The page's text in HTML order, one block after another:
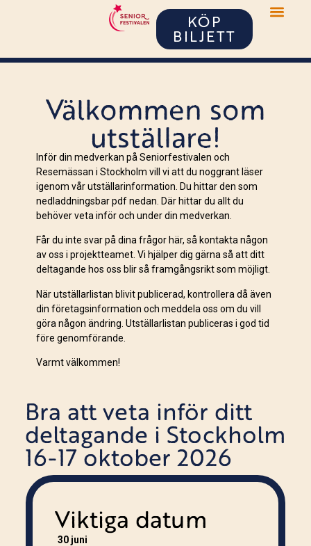
KÖP
BILJETT
Välkommen som
utställare!
Inför din medverkan på Seniorfestivalen och
Resemässan i Stockholm vill vi att du noggrant läser
igenom vår utställarinformation. Du hittar den som
nedladdningsbar pdf nedan. Där hittar du allt du
behöver veta inför och under din medverkan.
Får du inte svar på dina frågor här, så kontakta någon
av oss i projektteamet. Vi hjälper dig gärna så att ditt
deltagande hos oss blir så framgångsrikt som möjligt.
När utställarlistan blivit publicerad, kontrollera då även
din företagsinformation och meddela oss om du vill
göra någon ändring. Utställarlistan publiceras i god tid
före genomförande.
Varmt välkommen!
Bra att veta inför ditt
deltagande i Stockholm
16-17 oktober 2026
Viktiga datum
30 juni